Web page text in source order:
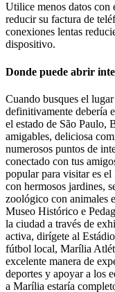
Utilice menos datos con
reducir su factura de
conexiones lentas
dispositivo.
Donde puede abrir
Cuando busques el
definitivamente debería
el estado de São Paulo,
amigables, deliciosa
numerosos puntos de
conectado con tus
popular para visitar es
con hermosos jardines,
zoológico con animales
Museo Histórico e
la ciudad a través de
activa, dirígete al
fútbol local, Marília
excelente manera de
deportes y apoyar a los
a Marília estaría